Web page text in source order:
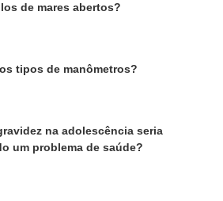
de mares abertos?
tipos de manômetros?
na adolescência seria
um problema de saúde?